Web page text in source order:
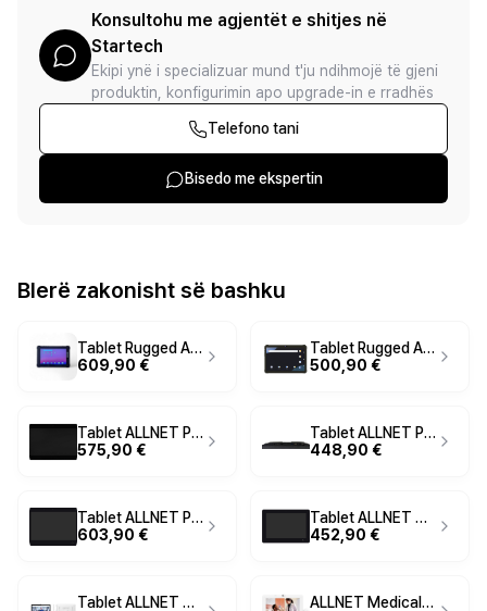
Konsultohu me agjentët e shitjes në
Startech
Ekipi ynë i specializuar mund t'ju ndihmojë të gjeni
produktin, konfigurimin apo upgrade-in e rradhës
Telefono tani
Bisedo me ekspertin
Blerë zakonisht së bashku
Tablet Rugged ALLNET X-Trail Ultra100-Light / 10" / 8GB / 128GB / LTE / NFC / Android
609,90 €
Tablet Rugged ALLNET ALL-Terrain100 / 10.95" / 8GB / 128GB / LTE / NFC / Android 14
500,90 €
Tablet ALLNET PrimeTwo-180 / 18" / Touchscreen / 8GB / 64GB / PoE / Android 14
575,90 €
Tablet ALLNET PrimeTwo-120 / 12" / Touchscreen / 8GB / 64GB / PoE / Android 14
448,90 €
Tablet ALLNET PrimeTwo-210 / 21" / Touchscreen / 8GB / 64GB / PoE / Android 14
603,90 €
Tablet ALLNET Touch 10" PoE / 4GB / 16GB / RK3568 / Android 13 - Zezë
452,90 €
Tablet ALLNET Medical PoE 15" / 4GB / 16GB / RK3568 / Android 11 - Bardhë ALLNET Medical PoE Tablet 10 Zoll me RK3568 Android 11 4GB/16GB